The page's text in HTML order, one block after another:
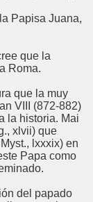
Papisa Juana,
que la
Roma.
que la muy
VIII (872-882)
la historia. Mai
xlvii) que
lxxxix) en
Papa como
del papado